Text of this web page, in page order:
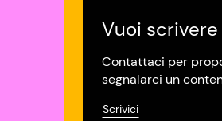
Vuoi
Contattaci per
segnalarci un
Scrivici